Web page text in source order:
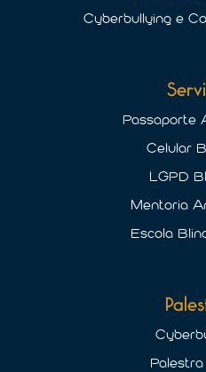
Cyberbullying e
Passaporte
Celular
LGPD
Mentoria
Escola